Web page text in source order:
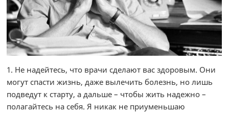
1. Не надейтесь, что врачи сделают вас здоровым. Они
могут спасти жизнь, даже вылечить болезнь, но лишь
подведут к старту, а дальше – чтобы жить надежно –
полагайтесь на себя. Я никак не приуменьшаю